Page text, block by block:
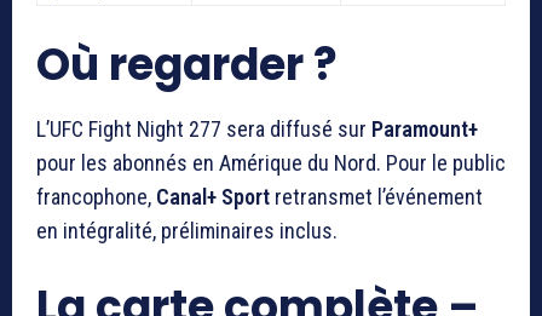
Où regarder ?
L’UFC Fight Night 277 sera diffusé sur Paramount+
pour les abonnés en Amérique du Nord. Pour le public
francophone, Canal+ Sport retransmet l’événement
en intégralité, préliminaires inclus.